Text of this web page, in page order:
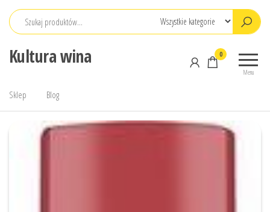
Przejdź
Kultura wina
Menu
0
Sklep Blog